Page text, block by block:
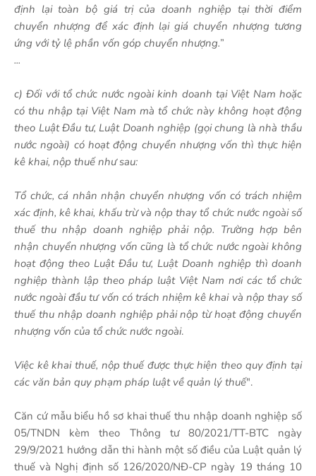
định lại toàn bộ giá trị của doanh nghiệp tại thời điểm
chuyển nhượng để xác định lại giá chuyển nhượng tương
ứng với tỷ lệ phần vốn góp chuyển nhượng.”
...
c) Đối với tổ chức nước ngoài kinh doanh tại Việt Nam hoặc
có thu nhập tại Việt Nam mà tổ chức này không hoạt động
theo Luật Đầu tư, Luật Doanh nghiệp (gọi chung là nhà thầu
nước ngoài) có hoạt động chuyển nhượng vốn thì thực hiện
kê khai, nộp thuế như sau:
Tổ chức, cá nhân nhận chuyển nhượng vốn có trách nhiệm
xác định, kê khai, khấu trừ và nộp thay tổ chức nước ngoài số
thuế thu nhập doanh nghiệp phải nộp. Trường hợp bên
nhận chuyển nhượng vốn cũng là tổ chức nước ngoài không
hoạt động theo Luật Đầu tư, Luật Doanh nghiệp thì doanh
nghiệp thành lập theo pháp luật Việt Nam nơi các tổ chức
nước ngoài đầu tư vốn có trách nhiệm kê khai và nộp thay số
thuế thu nhập doanh nghiệp phải nộp từ hoạt động chuyển
nhượng vốn của tổ chức nước ngoài.
Việc kê khai thuế, nộp thuế được thực hiện theo quy định tại
các văn bản quy phạm pháp luật về quản lý thuế".
Căn cứ mẫu biểu hồ sơ khai thuế thu nhập doanh nghiệp số
05/TNDN kèm theo Thông tư 80/2021/TT-BTC ngày
29/9/2021 hướng dẫn thi hành một số điều của Luật quản lý
thuế và Nghị định số 126/2020/NĐ-CP ngày 19 tháng 10